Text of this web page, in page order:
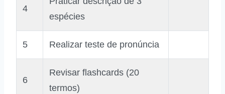
4
espécies
5 Realizar teste de pronúncia
6
Revisar flashcards (20
termos)